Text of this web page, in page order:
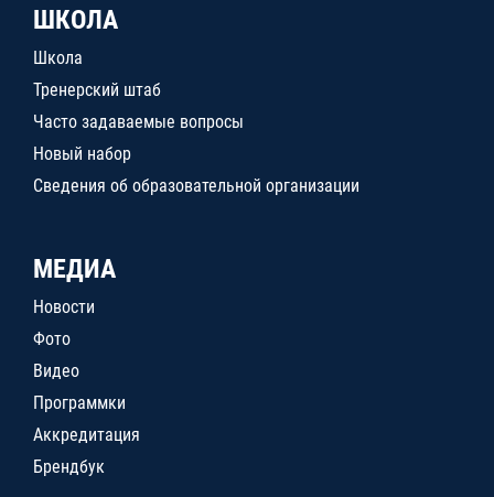
ШКОЛА
Школа
Тренерский штаб
Часто задаваемые вопросы
Новый набор
Сведения об образовательной организации
МЕДИА
Новости
Фото
Видео
Программки
Аккредитация
Брендбук